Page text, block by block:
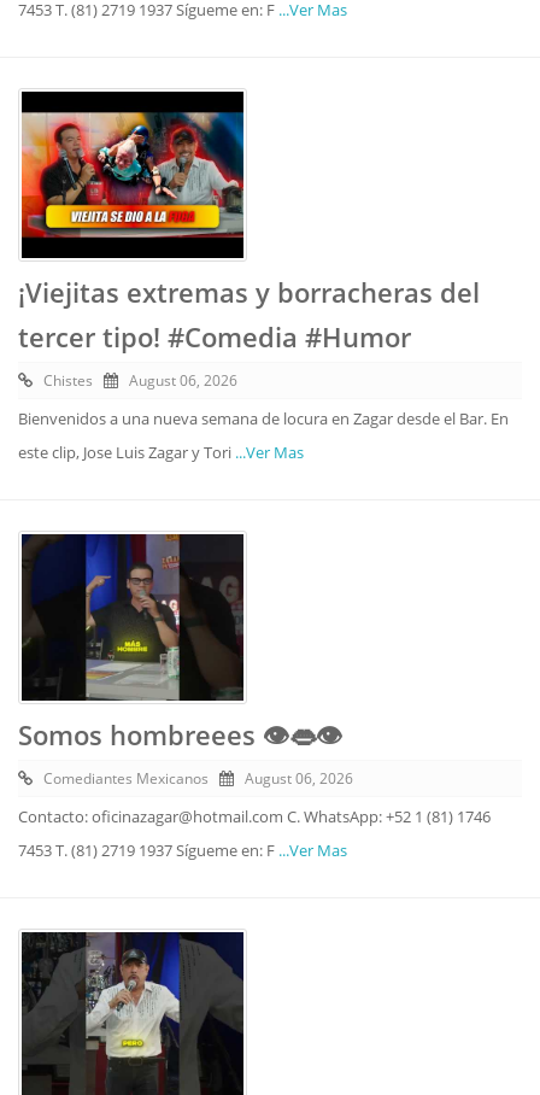
7453 T. (81) 2719 1937 Sígueme en: F ...Ver Mas
¡Viejitas extremas y borracheras del
tercer tipo! #Comedia #Humor
Chistes August 06, 2026
Bienvenidos a una nueva semana de locura en Zagar desde el Bar. En
este clip, Jose Luis Zagar y Tori ...Ver Mas
Somos hombreees 👁️👄👁️
Comediantes Mexicanos August 06, 2026
Contacto: oficinazagar@hotmail.com C. WhatsApp: +52 1 (81) 1746
7453 T. (81) 2719 1937 Sígueme en: F ...Ver Mas